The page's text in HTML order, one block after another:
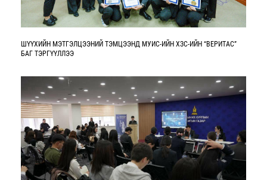
ШҮҮХИЙН МЭТГЭЛЦЭЭНИЙ ТЭМЦЭЭНД МУИС-ИЙН ХЗС-ИЙН “ВЕРИТАС”
БАГ ТЭРГҮҮЛЛЭЭ